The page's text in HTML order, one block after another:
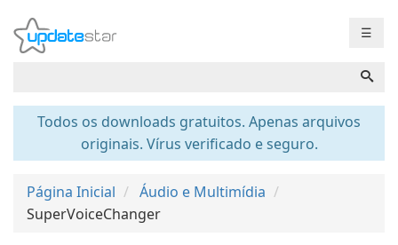
☰
Todos os downloads gratuitos. Apenas arquivos
originais. Vírus verificado e seguro.
Página Inicial
Áudio e Multimídia
SuperVoiceChanger